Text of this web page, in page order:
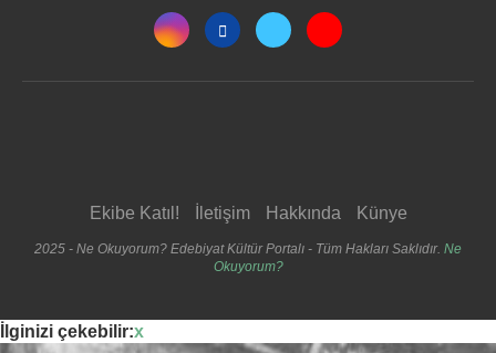
Ekibe Katıl! İletişim Hakkında Künye
2025 - Ne Okuyorum? Edebiyat Kültür Portalı - Tüm Hakları Saklıdır. Ne
Okuyorum?
İlginizi çekebilir:x